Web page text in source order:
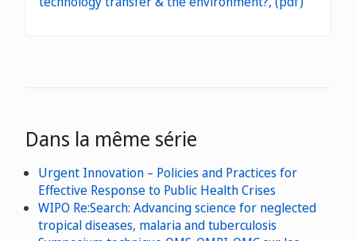
Dans la même série
Urgent Innovation – Policies and Practices for
Effective Response to Public Health Crises
WIPO Re:Search: Advancing science for neglected
tropical diseases, malaria and tuberculosis